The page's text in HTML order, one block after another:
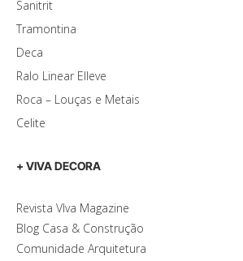
Sanitrit
Tramontina
Deca
Ralo Linear Elleve
Roca – Louças e Metais
Celite
+ VIVA DECORA
Revista VIva Magazine
Blog Casa & Construção
Comunidade Arquitetura